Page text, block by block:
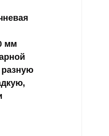
мм
разную